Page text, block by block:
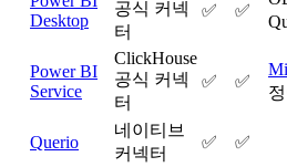
Desktop
공식 커넥
터
✅ ✅
Power BI
Service
ClickHouse
공식 커넥
터
✅ ✅
Querio
네이티브
커넥터
✅ ✅